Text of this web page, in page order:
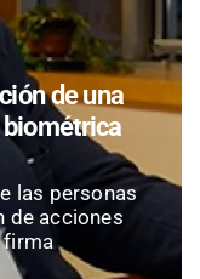
de una
las personas
de acciones
firma